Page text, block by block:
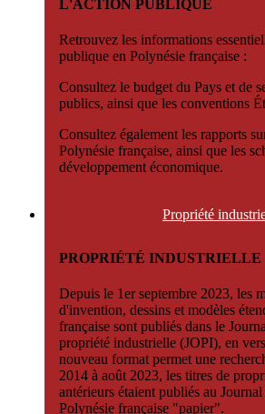
L'ACTION PUBLIQUE
Retrouvez les informations
publique en Polynésie française :
Consultez le budget du Pays et de
publics, ainsi que les conventions
Consultez également les rapports
Polynésie française, ainsi que les
développement économique.
Propriété
PROPRIÉTÉ INDUSTRIELLE
Depuis le 1er septembre 2023, les
d'invention, dessins et modèles
française sont publiés dans le
propriété industrielle (JOPI), en
nouveau format permet une
2014 à août 2023, les titres de
antérieurs étaient publiés au
Polynésie française "papier".